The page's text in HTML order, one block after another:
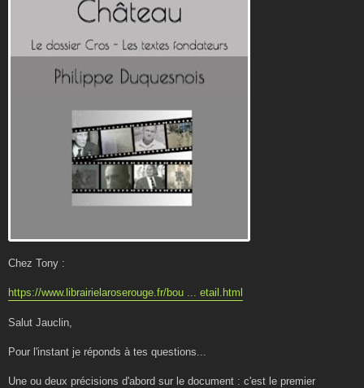
Chez Tony :
https://www.librairielaroserouge.fr/bou ... etail.html
Salut Jauclin,
Pour l'instant je réponds à tes questions...
Une ou deux précisions d'abord sur le document : c'est le premier